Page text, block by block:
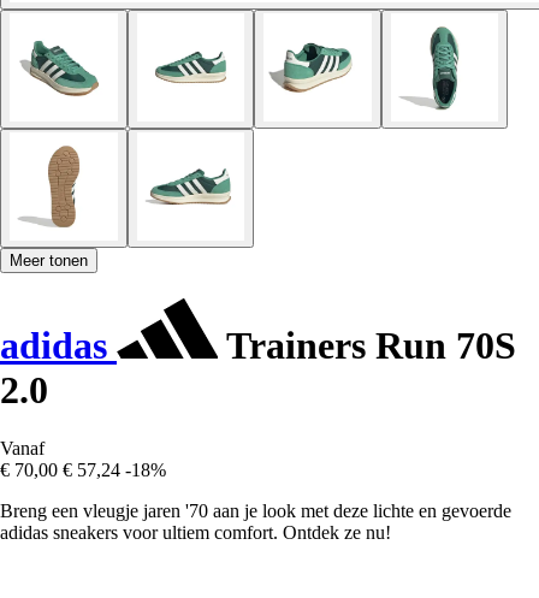
Meer tonen
adidas
Trainers Run 70S
2.0
Vanaf
€ 70,00 € 57,24 -18%
Breng een vleugje jaren '70 aan je look met deze lichte en gevoerde
adidas sneakers voor ultiem comfort. Ontdek ze nu!